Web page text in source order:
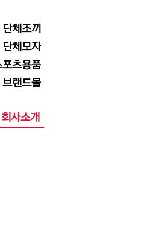
단체조끼
단체모자
포츠용품
브랜드몰
회사소개